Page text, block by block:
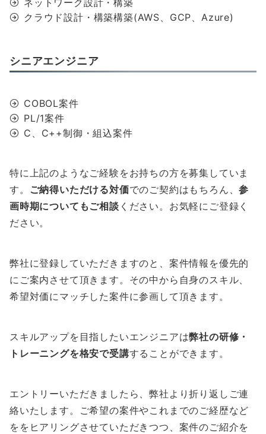
ネットワーク設計・構築
クラウド設計・構築構築(AWS、GCP、Azure)
シニアエンジニア
COBOL案件
PL/1案件
C、C++制御・組込案件
特に上記のようなご経験をお持ちの方を募集していま
す。
ご納得いただける対価でのご契約はもちろん、参
画時期についてもご相談 ください。お気軽にご登録く
ださい。
弊社に登録していただきますのと、案件情報を優先的
にご案内させて頂きます。その中から自身のスキル、
希望対価にマッチした案件に参画して頂きます。
スキルアップを目指したいエンジニアは弊社の研修・
トレーニングを格安で受講することができます。
エントリーいただきましたら、弊社より折り返しご連
絡いたします。ご希望の案件やこれまでのご経歴など
ををヒアリングさせていただきつつ、案件のご紹介を